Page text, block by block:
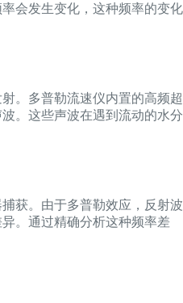
会发生变化，这种频率的变化
。多普勒流速仪内置的高频超
。这些声波在遇到流动的水分
获。由于多普勒效应，反射波
。通过精确分析这种频率差